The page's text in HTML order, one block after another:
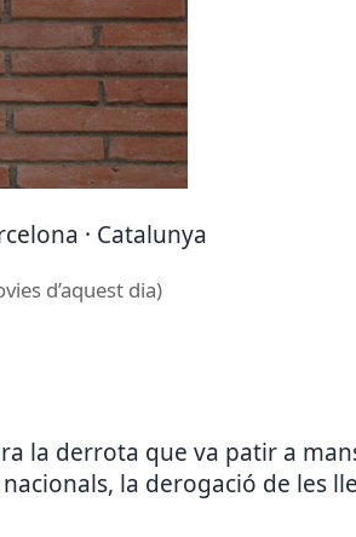
· Catalunya
d’aquest dia)
la derrota que va patir a
la derogació de les